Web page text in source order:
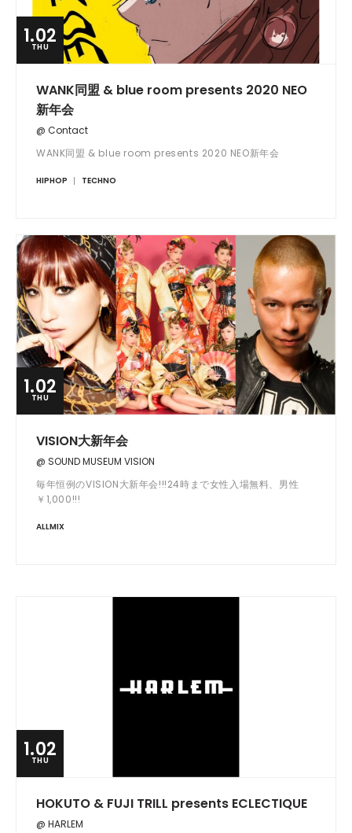
1.02
THU
WANK同盟 & blue room presents 2020 NEO
新年会
@ Contact
WANK同盟 & blue room presents 2020 NEO新年会
HIPHOP TECHNO
1.02
THU
VISION大新年会
@ SOUND MUSEUM VISION
毎年恒例のVISION大新年会!!!24時まで女性入場無料、男性
￥1,000!!!
ALLMIX
1.02
THU
HOKUTO & FUJI TRILL presents ECLECTIQUE
@ HARLEM